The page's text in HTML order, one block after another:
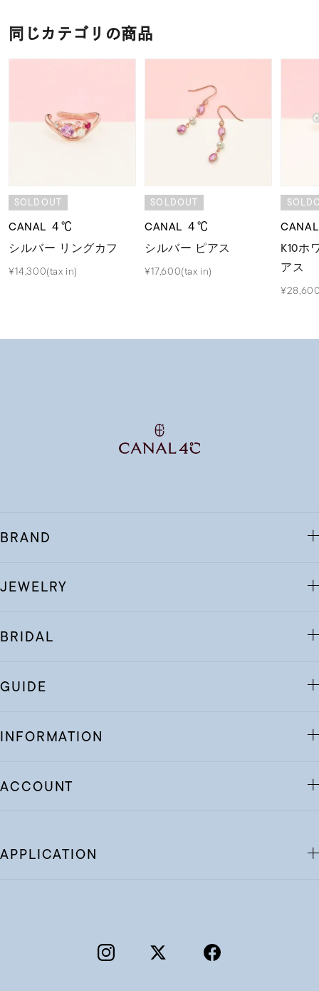
同じカテゴリの商品
SOLDOUT
CANAL ４℃
シルバー リングカフ
¥14,300(tax in)
SOLDOUT
CANAL ４℃
シルバー ピアス
¥17,600(tax in)
K10ホ
アス
BRAND
JEWELRY
BRIDAL
GUIDE
INFORMATION
ACCOUNT
APPLICATION